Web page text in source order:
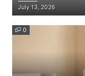
July 13, 2026
0